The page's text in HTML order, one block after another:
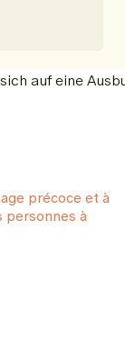
auf eine
précoce et à
personnes à